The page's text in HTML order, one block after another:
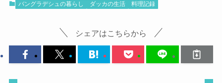
バングラデシュの暮らし ダッカの生活 料理記録
シェアはこちらから